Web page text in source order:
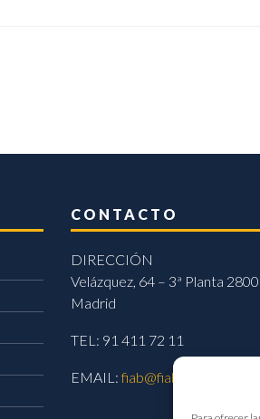
CONTACTO
DIRECCIÓN
Velázquez, 64 – 3ª Planta
Madrid
TEL: 91 411 72 11
EMAIL:fiab@fiab.es